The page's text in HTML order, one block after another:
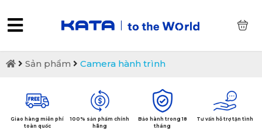
Sản phẩm Camera hành trình
Giao hàng miễn phí
toàn quốc
100% sản phẩm chính
hãng
Bảo hành trong 18
tháng
Tư vấn hỗ trợ tận tình